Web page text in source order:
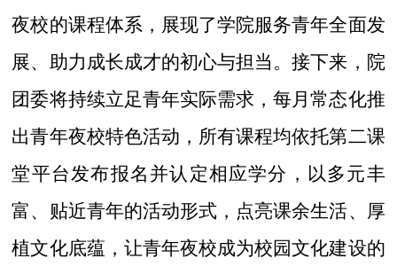
夜校的课程体系，展现了学院服务青年全面发
展、助力成长成才的初心与担当 。接下来，院
团委将持续立足青年实际需求，每月常态化推
出青年夜校特色活动，所有课程均依托第二课
堂平台发布报名并认定相应学分，以多元丰
富、贴近青年的活动形式，点亮课余生活、厚
植文化底蕴，让青年夜校成为校园文化建设的